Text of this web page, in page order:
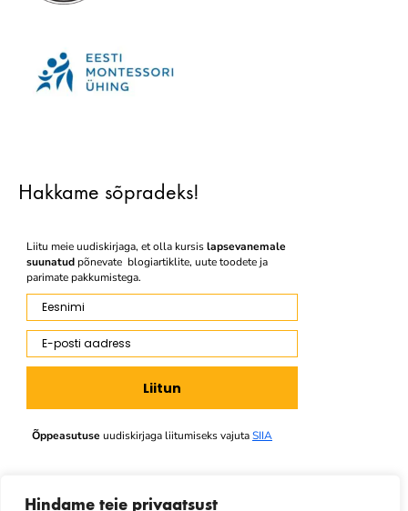
Hindame teie privaatsust
Hakkame sõpradeks!
Liitu meie uudiskirjaga, et olla kursislapsevanemale
suunatudpõnevate blogiartiklite, uute toodete ja
parimate pakkumistega.
Eesnimi
E-posti aadress
Liitun
Õppeasutuse uudiskirjaga liitumiseks vajutaSIIA